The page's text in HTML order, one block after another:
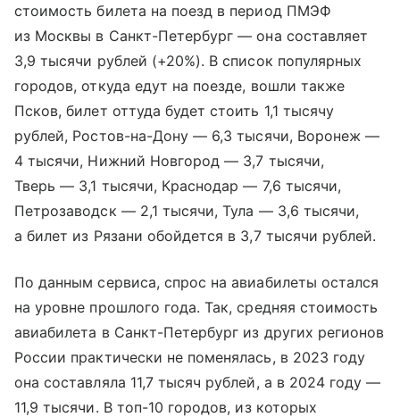
стоимость билета на поезд в период ПМЭФ
из Москвы в Санкт-Петербург — она составляет
3,9 тысячи рублей (+20%). В список популярных
городов, откуда едут на поезде, вошли также
Псков, билет оттуда будет стоить 1,1 тысячу
рублей, Ростов-на-Дону — 6,3 тысячи, Воронеж —
4 тысячи, Нижний Новгород — 3,7 тысячи,
Тверь — 3,1 тысячи, Краснодар — 7,6 тысячи,
Петрозаводск — 2,1 тысячи, Тула — 3,6 тысячи,
а билет из Рязани обойдется в 3,7 тысячи рублей.
По данным сервиса, спрос на авиабилеты остался
на уровне прошлого года. Так, средняя стоимость
авиабилета в Санкт-Петербург из других регионов
России практически не поменялась, в 2023 году
она составляла 11,7 тысяч рублей, а в 2024 году —
11,9 тысячи. В топ-10 городов, из которых